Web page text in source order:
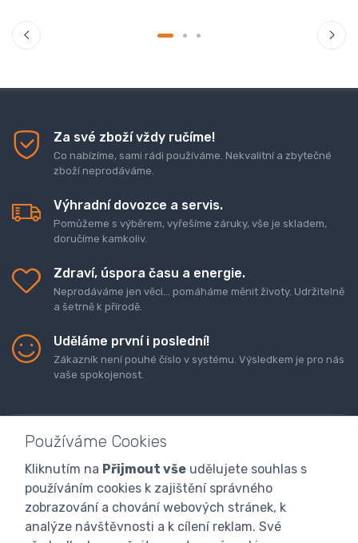
Za své zboží vždy ručíme!
Co nabízíme, sami rádi používáme. Nekvalitní a zbytečné
zboží neprodáváme.
Výhradní dovozce a servis.
Pomůžeme s výběrem, vyřešíme záruky, vše je skladem,
doručíme kamkoliv.
Zdraví, úspora času a energie.
Neprodáváme jen věci... pomáháme měnit životy. Udržitelně
a šetrně k přírodě.
Uděláme první i poslední!
Zákazník není pouhé číslo v systému. Výsledkem je pro nás
vaše spokojenost.
Doprava a platba zboží Kontaktujte nás
GDPR
Obchodní podmínky
Odstoupení od smlouvy
Program digitalizace
Používáme Cookies
Kliknutím na Přijmout vše udělujete souhlas s
používáním cookies k zajištění správného
zobrazování a chování webových stránek, k
analýze návštěvnosti a k cílení reklam. Své